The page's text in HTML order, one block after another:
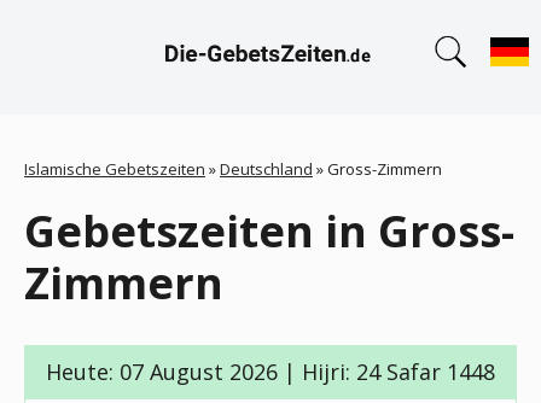
Islamische Gebetszeiten »Deutschland »Gross-Zimmern
Gebetszeiten in Gross-
Zimmern
Heute: 07 August 2026 | Hijri: 24 Safar 1448